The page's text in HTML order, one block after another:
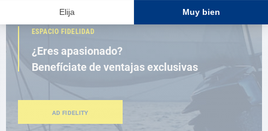
ESPACIO FIDELIDAD
¿Eres apasionado?
Benefíciate de ventajas exclusivas
AD FIDELITY